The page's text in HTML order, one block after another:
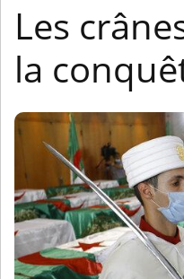
Les
la